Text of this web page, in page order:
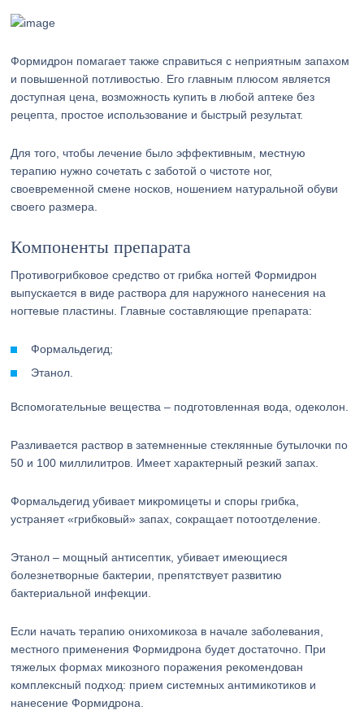
Формидрон помагает также справиться с неприятным запахом
и повышенной потливостью. Его главным плюсом является
доступная цена, возможность купить в любой аптеке без
рецепта, простое использование и быстрый результат.
Для того, чтобы лечение было эффективным, местную
терапию нужно сочетать с заботой о чистоте ног,
своевременной смене носков, ношением натуральной обуви
своего размера.
Компоненты препарата
Противогрибковое средство от грибка ногтей Формидрон
выпускается в виде раствора для наружного нанесения на
ногтевые пластины. Главные составляющие препарата:
Формальдегид;
Этанол.
Вспомогательные вещества – подготовленная вода, одеколон.
Разливается раствор в затемненные стеклянные бутылочки по
50 и 100 миллилитров. Имеет характерный резкий запах.
Формальдегид убивает микромицеты и споры грибка,
устраняет «грибковый» запах, сокращает потоотделение.
Этанол – мощный антисептик, убивает имеющиеся
болезнетворные бактерии, препятствует развитию
бактериальной инфекции.
Если начать терапию онихомикоза в начале заболевания,
местного применения Формидрона будет достаточно. При
тяжелых формах микозного поражения рекомендован
комплексный подход: прием системных антимикотиков и
нанесение Формидрона.